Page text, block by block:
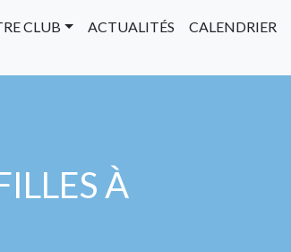
CLUB ACTUALITÉS CALENDRIER
À